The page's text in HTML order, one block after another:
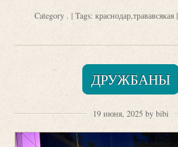
Category . | Tags: краснодар,трававсякая|
ДРУЖБАНЫ
19 июня, 2025 by bibi